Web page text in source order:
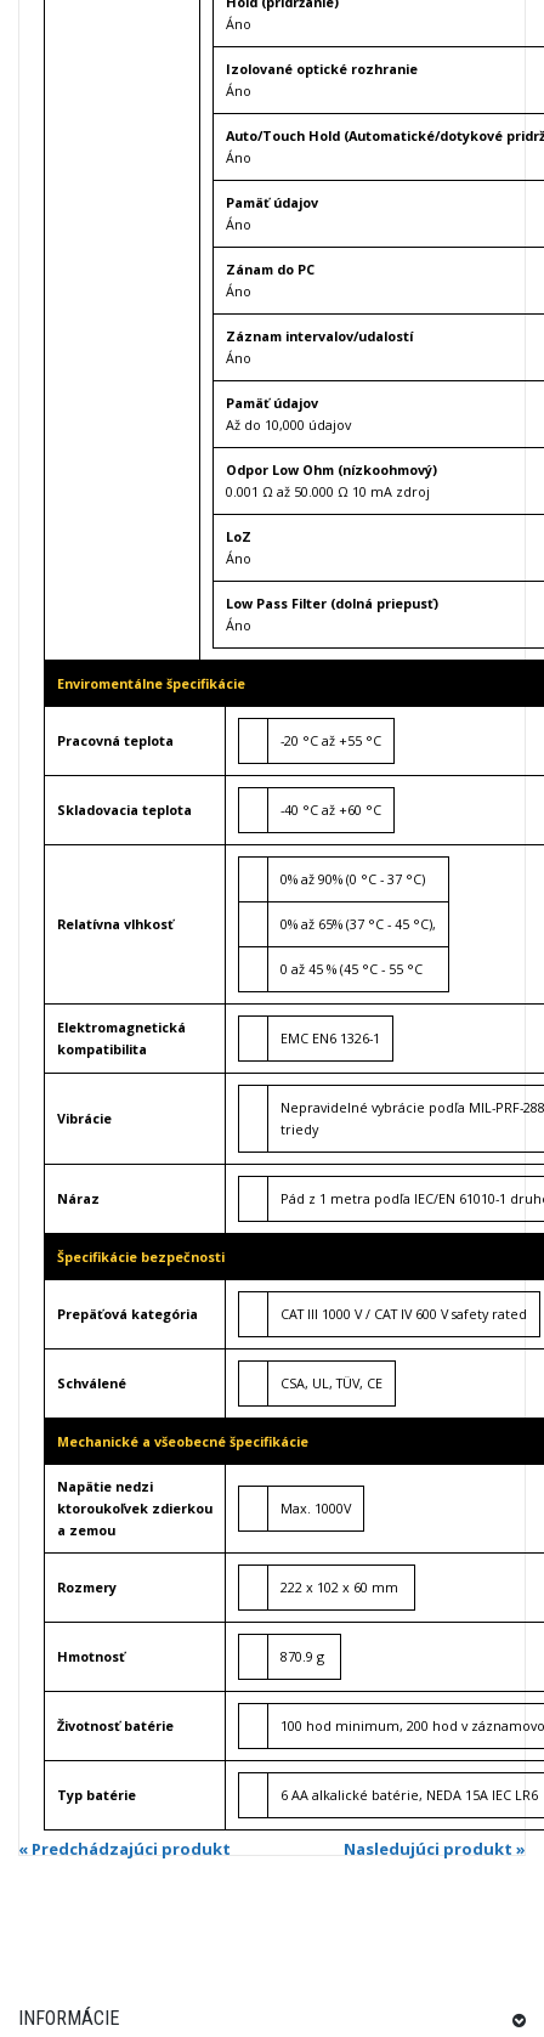
Áno
Izolované optické rozhranie
Áno
Auto/Touch Hold (Automatické/dotykové
Áno
Pamäť údajov
Áno
Zánam do PC
Áno
Záznam intervalov/udalostí
Áno
Pamäť údajov
Až do 10,000 údajov
Odpor Low Ohm (nízkoohmový)
0.001 Ω až 50.000 Ω 10 mA zdroj
LoZ
Áno
Low Pass Filter (dolná priepusť)
Áno
Enviromentálne špecifikácie
Pracovná teplota -20 °C až +55 °C
Skladovacia teplota -40 °C až +60 °C
Relatívna vlhkosť
0% až 90% (0 °C - 37 °C)
0% až 65% (37 °C - 45 °C),
0 až 45 % (45 °C - 55 °C
Elektromagnetická
kompatibilita
EMC EN6 1326-1
Vibrácie
Nepravidelné vybrácie podľa MIL-PRF-
triedy
Náraz Pád z 1 metra podľa IEC/EN 61010-1
Špecifikácie bezpečnosti
Prepäťová kategória CAT III 1000 V / CAT IV 600 V safety rated
Schválené CSA, UL, TÜV, CE
Mechanické a všeobecné špecifikácie
Napätie nedzi
ktoroukoľvek zdierkou
a zemou
Max. 1000V
Rozmery 222 x 102 x 60 mm
Hmotnosť 870.9 g
Životnosť batérie 100 hod minimum, 200 hod v
Typ batérie 6 AA alkalické batérie, NEDA 15A IEC LR6
« Predchádzajúci produkt Nasledujúci produkt »
INFORMÁCIE